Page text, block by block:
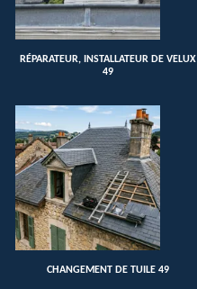
RÉPARATEUR, INSTALLATEUR DE VELUX
49
CHANGEMENT DE TUILE 49